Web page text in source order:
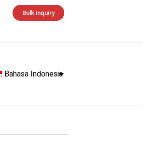
Bulk inquiry
Bahasa Indonesia